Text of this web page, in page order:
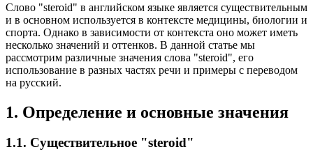
Слово "steroid" в английском языке является существительным
и в основном используется в контексте медицины, биологии и
спорта. Однако в зависимости от контекста оно может иметь
несколько значений и оттенков. В данной статье мы
рассмотрим различные значения слова "steroid", его
использование в разных частях речи и примеры с переводом
на русский.
1. Определение и основные значения
1.1. Существительное "steroid"